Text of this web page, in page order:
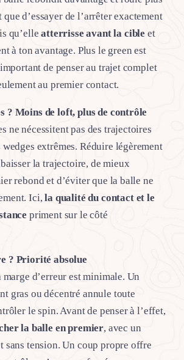
d’essayer de l’arrêter exactement
qu’elleatterrisse avant la cible et
à ton avantage. Plus le green est
de penser au trajet complet
au premier contact.
? Moins de loft, plus de contrôle
ne nécessitent pas des trajectoires
wedges extrêmes. Réduire légèrement
la trajectoire, de mieux
rebond et d’éviter que la balle ne
Ici,la qualité du contact et le
priment sur le côté
? Priorité absolue
marge d’erreur est minimale. Un
gras ou décentré annule toute
le spin. Avant de penser à l’effet,
la balle en premier, avec un
sans tension. Un coup propre offre